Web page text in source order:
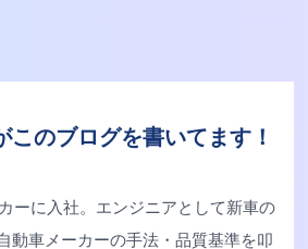
このブログを書いてます！
ーに入社。エンジニアとして新車の
動車メーカーの手法・品質基準を叩